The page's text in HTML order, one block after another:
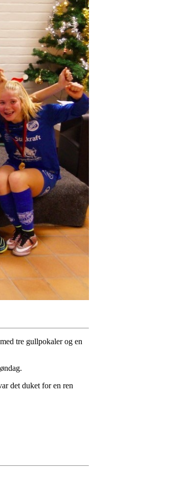
tre gullpokaler og en
det duket for en ren